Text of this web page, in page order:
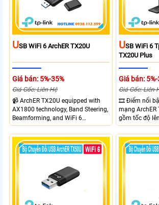
tư
USB WiFi 6 ArchER TX20U
Giá bán: 5%-35%
Giá Gốc: Liên Hệ
📹 ArchER TX20U equipped with
AX1800 technology, Band Steering,
Beamforming, and WiFi 6
transmission. Band Steering
technology optimizes connections,
Beamforming enhances signal
focus for better coverage. Upgrade
leading-edge features.
USB WiFi 6
TX20U Plus
Giá bán: 5%-
Giá Gốc: Liên
🎞 Điểm nổi
mạng ArchER
gồm tốc độ
trên băng tần
trên băng tần
Band
Wifi 6 cung
ổn định cho